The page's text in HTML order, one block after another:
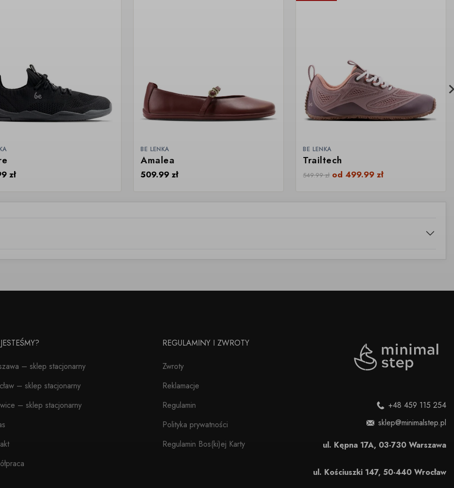
zł
BE LENKA
Amalea
509.99zł
BE LENKA
Trailtech
549.99zł od 499.99zł
– sklep stacjonarny
– sklep stacjonarny
– sklep stacjonarny
REGULAMINY I ZWROTY
Zwroty
Reklamacje
Regulamin
Polityka prywatności
Regulamin Bos(ki)ej Karty
+48 459 115 254
sklep@minimalstep.pl
ul. Kępna 17A, 03-730 Warszawa
ul. Kościuszki 147, 50-440 Wrocław